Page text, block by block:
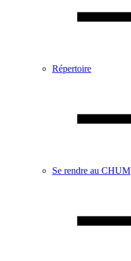
Répertoire
Se rendre au CHUM